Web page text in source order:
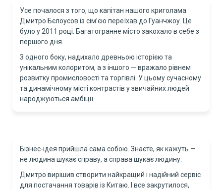
Усе почалося з того, що капітан нашого криголама
Дмитро Бєлоусов із сім’єю переїхав до Гуанчжоу. Це
було у 2011 році. Багатогранне місто закохало в себе з
першого дня.
З одного боку, надихало древньою історією та
унікальним колоритом, а з іншого — вражало рівнем
розвитку промисловості та торгівлі. У цьому сучасному
та динамічному місті контрастів у звичайних людей
народжуються амбіції.
Бізнес-ідея прийшла сама собою. Знаєте, як кажуть —
не людина шукає справу, а справа шукає людину.
Дмитро вирішив створити найкращий і надійний сервіс
для постачання товарів із Китаю. І все закрутилося,